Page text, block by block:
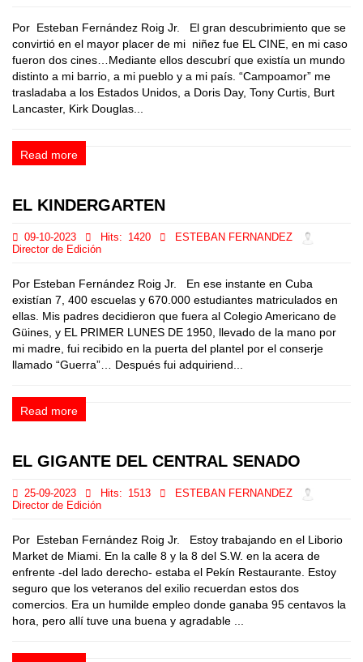
Por Esteban Fernández Roig Jr. El gran descubrimiento que se
convirtió en el mayor placer de mi niñez fue EL CINE, en mi caso
fueron dos cines…Mediante ellos descubrí que existía un mundo
distinto a mi barrio, a mi pueblo y a mi país. “Campoamor” me
trasladaba a los Estados Unidos, a Doris Day, Tony Curtis, Burt
Lancaster, Kirk Douglas...
Read more
EL KINDERGARTEN
09-10-2023 Hits: 1420
ESTEBAN FERNANDEZ
Director de Edición
Por Esteban Fernández Roig Jr. En ese instante en Cuba
existían 7, 400 escuelas y 670.000 estudiantes matriculados en
ellas. Mis padres decidieron que fuera al Colegio Americano de
Güines, y EL PRIMER LUNES DE 1950, llevado de la mano por
mi madre, fui recibido en la puerta del plantel por el conserje
llamado “Guerra”… Después fui adquiriend...
Read more
EL GIGANTE DEL CENTRAL SENADO
25-09-2023 Hits: 1513
ESTEBAN FERNANDEZ
Director de Edición
Por Esteban Fernández Roig Jr. Estoy trabajando en el Liborio
Market de Miami. En la calle 8 y la 8 del S.W. en la acera de
enfrente -del lado derecho- estaba el Pekín Restaurante. Estoy
seguro que los veteranos del exilio recuerdan estos dos
comercios. Era un humilde empleo donde ganaba 95 centavos la
hora, pero allí tuve una buena y agradable ...